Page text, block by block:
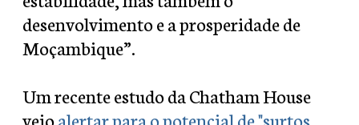
desenvolvimento e a prosperidade de
Moçambique”.
Um recente estudo da Chatham House
veioalertar para o potencial de "surtos